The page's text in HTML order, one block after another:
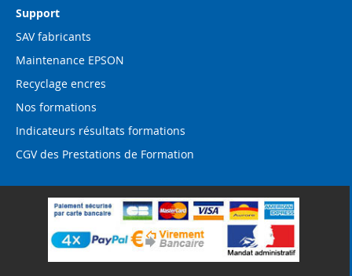
Support
SAV fabricants
Maintenance EPSON
Recyclage encres
Nos formations
Indicateurs résultats formations
CGV des Prestations de Formation